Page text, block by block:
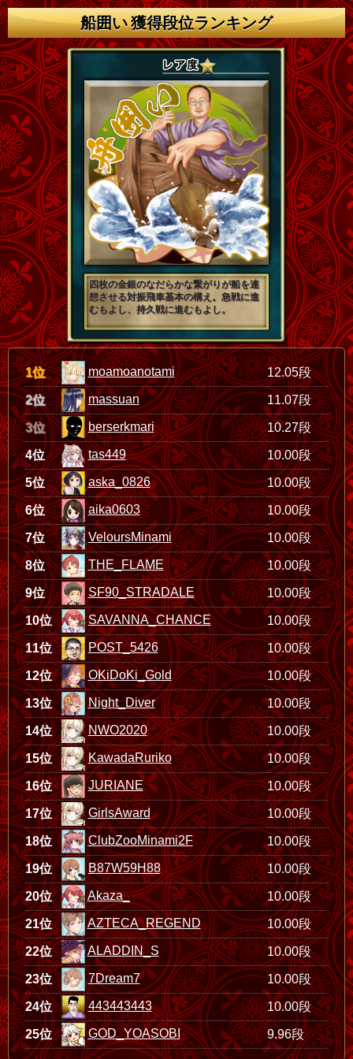
船囲い 獲得段位ランキング
四枚の金銀のなだらかな繋がりが船を連
想させる対振飛車基本の構え。急戦に進
むもよし、持久戦に進むもよし。
1位 moamoanotami 12.05段
2位 massuan 11.07段
3位 berserkmari 10.27段
4位 tas449 10.00段
5位 aska_0826 10.00段
6位 aika0603 10.00段
7位 VeloursMinami 10.00段
8位 THE_FLAME 10.00段
9位 SF90_STRADALE 10.00段
10位 SAVANNA_CHANCE 10.00段
11位 POST_5426 10.00段
12位 OKiDoKi_Gold 10.00段
13位 Night_Diver 10.00段
14位 NWO2020 10.00段
15位 KawadaRuriko 10.00段
16位 JURIANE 10.00段
17位 GirlsAward 10.00段
18位 ClubZooMinami2F 10.00段
19位 B87W59H88 10.00段
20位 Akaza_ 10.00段
21位 AZTECA_REGEND 10.00段
22位 ALADDIN_S 10.00段
23位 7Dream7 10.00段
24位 443443443 10.00段
25位 GOD_YOASOBI 9.96段